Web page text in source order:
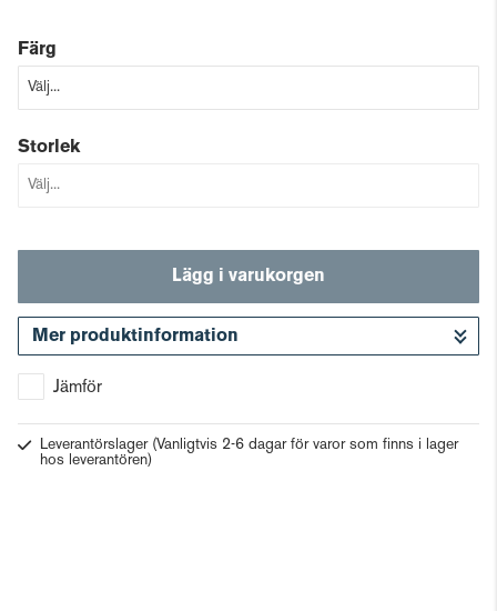
Färg
Storlek
Lägg i varukorgen
Mer produktinformation
Jämför
Leverantörslager (Vanligtvis 2-6 dagar för varor som finns i lager
hos leverantören)